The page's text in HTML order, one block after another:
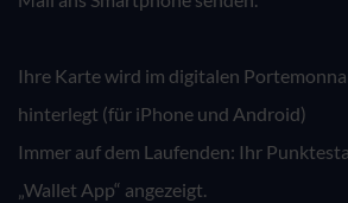
Ihre Karte wird im digitalen
hinterlegt (für iPhone und Android)
Immer auf dem Laufenden: Ihr
„Wallet App“ angezeigt.